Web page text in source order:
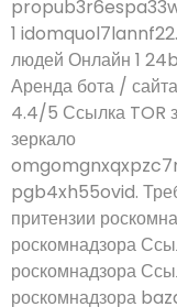
1
людей Онлайн 1
Аренда бота /
4.4/5 Ссылка TOR
зеркало
pgb4xh55ovid.
притензии
роскомнадзора
роскомнадзора
роскомнадзора